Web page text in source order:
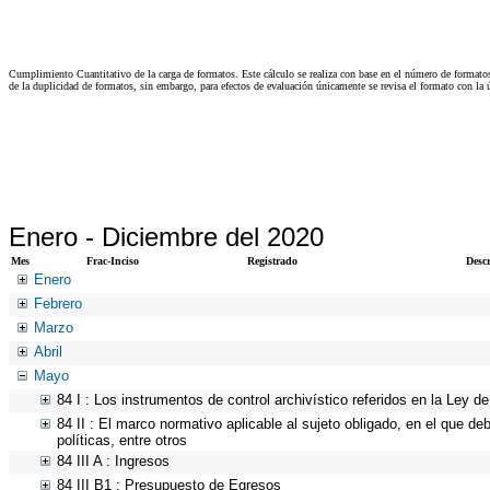
Cumplimiento Cuantitativo de la carga de formatos. Este cálculo se realiza con base en el número de
de la duplicidad de formatos, sin embargo, para efectos de evaluación únicamente se revisa el formato
Enero - Diciembre del 2020
Mes Frac-Inciso Registrado
Enero
Febrero
Marzo
Abril
Mayo
84 I : Los instrumentos de control archivístico referidos en la Ley
84 II : El marco normativo aplicable al sujeto obligado, en el que
políticas, entre otros
84 III A : Ingresos
84 III B1 : Presupuesto de Egresos